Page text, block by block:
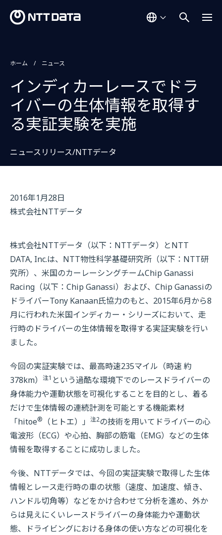
ホーム ニュース
インディカーレースでドラ
イバーの生体情報を取得す
る実証実験を実施
ニュースリリース/NTTデータ
2016年1月28日
株式会社NTTデータ
株式会社NTTデータ（以下：NTTデータ）とNTT
DATA, Inc.は、NTT物性科学基礎研究所（以下：NTT研
究所）、米国のカーレーシングチームChip Ganassi
Racing（以下：Chip Ganassi）および、Chip Ganassiの
ドライバーTony Kanaan氏協力のもと、2015年6月から8
月に行われた米国インディカー・シリーズにおいて、走
行時のドライバーの生体情報を取得する実証実験を行い
ました。
今回の実証実験では、最高時速235マイル（時速 約
378km）
注1 という過酷な環境下でのレースドライバーの
身体能力や運動状態を可視化することを目的とし、着る
だけで生体情報の連続計測を可能とする機能素材
「hitoe® （ヒトエ）」 注2の技術を用いてドライバーの心
電波形（ECG）や心拍、胸部の筋電（EMG）などの生体
情報を取得することに成功しました。
今後、NTTデータでは、今回の実証実験で取得した生体
情報とレース走行時の車の状態（速度、加速度、傾き、
ハンドル切角等）などをかけ合わせて分析を進め、外か
らは見えにくいレースドライバーの身体能力や運動状
態、ドライビングにおける身体の使い方などの可視化を